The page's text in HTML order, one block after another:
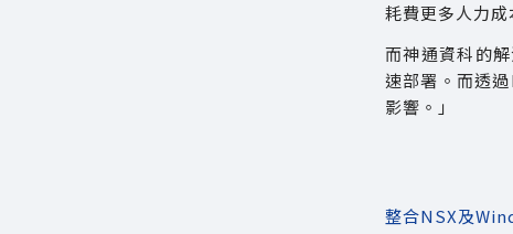
耗費更多人力成
而神通資科的
速部署。而透
影響。」
整合NSX及